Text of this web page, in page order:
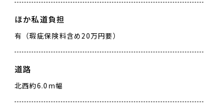
ほか私道負担
有（瑕疵保険料含め20万円要）
道路
北西約6.0m幅